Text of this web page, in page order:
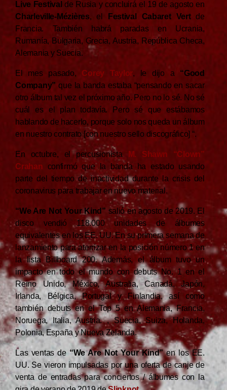
Live Festival de Rusia y concluirá el 19 de agosto en
Charleville-Mézières, el Festival Cabaret Vertde
Francia. También habrá paradas en Ucrania,
Rumanía, Bulgaria, Grecia, Austria, República Checa,
Alemania y Suecia.
El mes pasado, Corey Taylor, le dijo a “Good
Company” que la banda estaba “pensando en sacar
otro álbum tal vez el próximo año. Pero no lo sé. No sé
cuál es el plan todavía. Pero sé que estábamos
hablando de hacerlo, porque solo nos queda un álbum
en nuestro contrato [con nuestro sello discográfico] “.
En octubre, el percusionista
M. Shawn “Clown”
Crahan confirmó que la banda ha estado usando
parte del tiempo de inactividad durante la crisis del
coronavirus para trabajar en nuevo material.
“We Are Not Your Kind” salió en agosto de 2019. El
disco vendió 118.000 unidades de álbumes
equivalentes en los EE. UU. En su primera semana de
lanzamiento para aterrizar en la posición número 1 en
la lista Billboard 200. Además, el álbum tuvo un
impacto en todo el mundo con debuts No. 1 en el
Reino Unido, México, Australia, Canadá, Japón,
Irlanda, Bélgica, Portugal y Finlandia, así como
también debuts en el Top 5 en Alemania, Francia,
Noruega, Italia, Austria. , Suecia, Suiza, Holanda,
Polonia, España y Nueva Zelanda.
Las ventas de“We Are Not Your Kind”en los EE.
UU. Se vieron impulsadas por una oferta de canje de
venta de entradas para conciertos / álbumes con la